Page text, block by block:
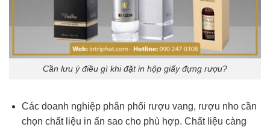
Cần lưu ý điều gì khi đặt in hộp giấy đựng rượu?
Các doanh nghiệp phân phối rượu vang, rượu nho cần
chọn chất liệu in ấn sao cho phù hợp. Chất liệu càng